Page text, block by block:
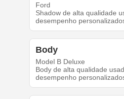
Ford
Shadow de alta qualidade
desempenho
Body
Model B Deluxe
Body de alta qualidade
desempenho